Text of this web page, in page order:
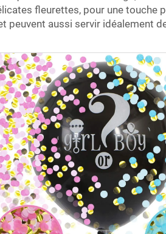
fleurettes, pour une
peuvent aussi servir idéalement